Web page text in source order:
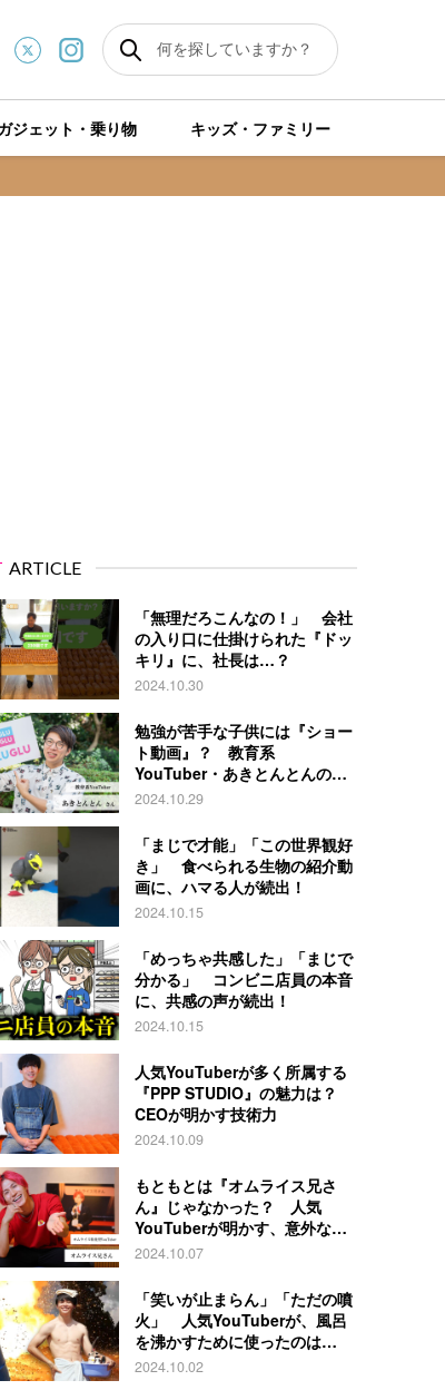
ジェット・乗り物 キッズ・ファミリー
ARTICLE
「無理だろこんなの！」 会社
の入り口に仕掛けられた『ドッ
キリ』に、社長は…？
2024.10.30
勉強が苦手な子供には『ショー
ト動画』？ 教育系
YouTuber・あきとんとんの戦
略とは
2024.10.29
「まじで才能」「この世界観好
き」 食べられる生物の紹介動
画に、ハマる人が続出！
2024.10.15
「めっちゃ共感した」「まじで
分かる」 コンビニ店員の本音
に、共感の声が続出！
2024.10.15
人気YouTuberが多く所属する
『PPP STUDIO』の魅力は？
CEOが明かす技術力
2024.10.09
もともとは『オムライス兄さ
ん』じゃなかった？ 人気
YouTuberが明かす、意外な過
去とは
2024.10.07
「笑いが止まらん」「ただの噴
火」 人気YouTuberが、風呂
を沸かすために使ったのは…
2024.10.02